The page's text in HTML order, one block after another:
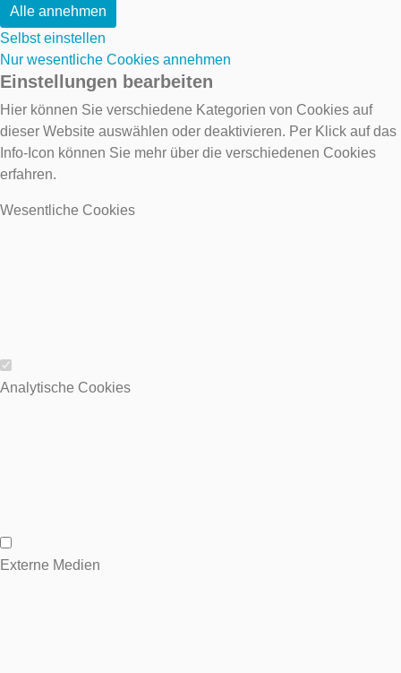
Alle annehmen
Selbst einstellen
Nur wesentliche Cookies annehmen
Einstellungen bearbeiten
Hier können Sie verschiedene Kategorien von Cookies auf
dieser Website auswählen oder deaktivieren. Per Klick auf das
Info-Icon können Sie mehr über die verschiedenen Cookies
erfahren.
Wesentliche Cookies
Wesentliche Cookies
Analytische Cookies
Analytische Cookies
Externe Medien